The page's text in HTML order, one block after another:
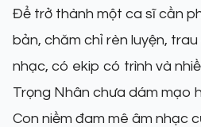
Để trở thành một ca sĩ cần
bản, chăm chỉ rèn luyện,
nhạc, có ekip có trình và
Trọng Nhân chưa dám mạo
Con niềm đam mê âm nhạc